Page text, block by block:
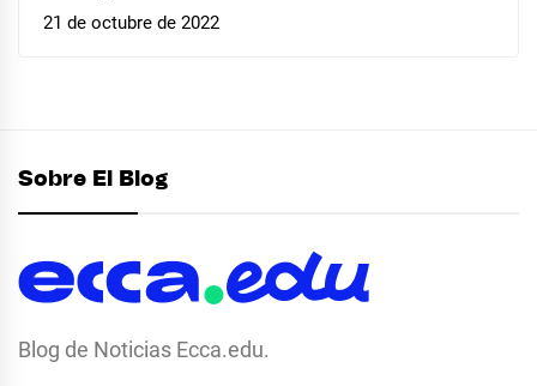
21 de octubre de 2022
Sobre El Blog
Blog de Noticias Ecca.edu.